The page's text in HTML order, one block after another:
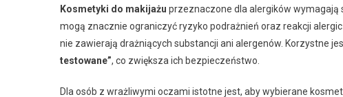
Kosmetyki do makijażu przeznaczone dla alergików
mogą znacznie ograniczyć ryzyko podrażnień oraz reakcji
nie zawierają drażniących substancji ani alergenów. Korzystne
testowane”, co zwiększa ich bezpieczeństwo.
Dla osób z wrażliwymi oczami istotne jest, aby wybierane